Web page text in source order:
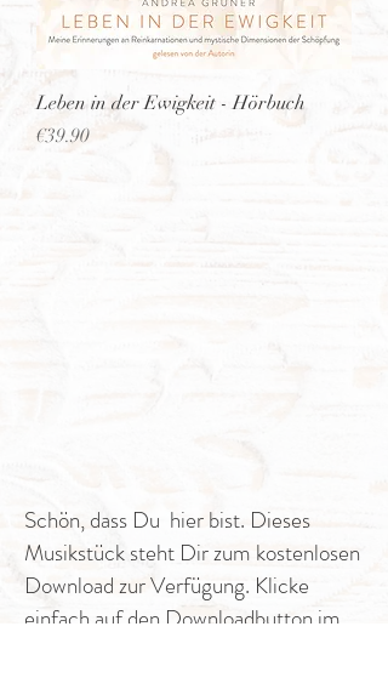
Leben in der Ewigkeit - Hörbuch
Price
€39.90
Schön, dass Du hier bist. Dieses
Musikstück steht Dir zum kostenlosen
Download zur Verfügung. Klicke
einfach auf den Downloadbutton im